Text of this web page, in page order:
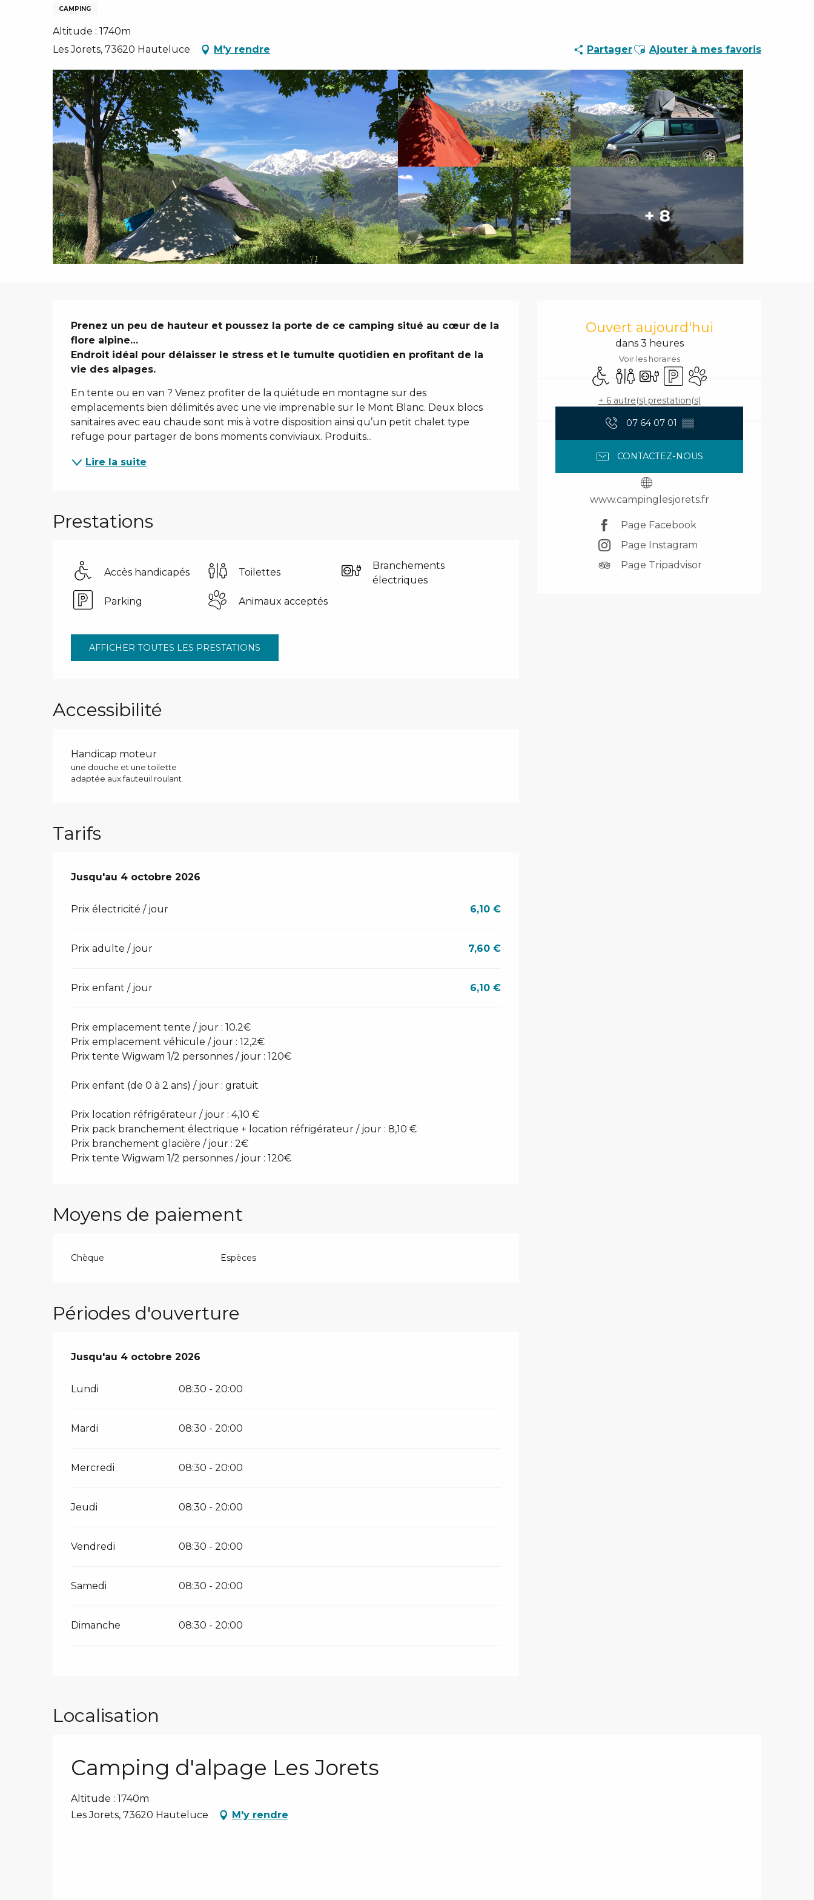
CAMPING
Altitude : 1740m
Les Jorets, 73620 Hauteluce
M'y rendre PartagerAjouter aux favoris
Ajouter à mes favoris
+ 8
Ouverture et
Ouvert aujourd'hui
dans 3 heures
Voir les horaires
Accès handicapés
ToilettesBranchements électriques
ParkingAnimaux acceptés
+ 6 autre(s) prestation(s)
07 64 07 01 ▒▒
CONTACTEZ-NOUS
www.campinglesjorets.fr
Page Facebook
Page Instagram
Page Tripadvisor
Description
Prenez un peu de hauteur et poussez la porte de ce camping situé au cœur de la
flore alpine…
Endroit idéal pour délaisser le stress et le tumulte quotidien en profitant de la
vie des alpages.
En tente ou en van ? Venez profiter de la quiétude en montagne sur des
emplacements bien délimités avec une vie imprenable sur le Mont Blanc. Deux blocs
sanitaires avec eau chaude sont mis à votre disposition ainsi qu’un petit chalet type
refuge pour partager de bons moments conviviaux. Produits...
Lire la suite
Prestations
Accès handicapés Toilettes
Branchements
électriques
Parking
Animaux acceptés
AFFICHER TOUTES LES PRESTATIONS
Accessibilité
Handicap moteur
une douche et une toilette
adaptée aux fauteuil roulant
Tarifs
Du12 juin 2026au4 octobre 2026
Jusqu'au 4 octobre 2026
Prix électricité / jour 6,10 €
Prix adulte / jour 7,60 €
Prix enfant / jour 6,10 €
Prix emplacement tente / jour : 10.2€
Prix emplacement véhicule / jour : 12,2€
Prix tente Wigwam 1/2 personnes / jour : 120€
Prix enfant (de 0 à 2 ans) / jour : gratuit
Prix location réfrigérateur / jour : 4,10 €
Prix pack branchement électrique + location réfrigérateur / jour : 8,10 €
Prix branchement glacière / jour : 2€
Prix tente Wigwam 1/2 personnes / jour : 120€
Moyens de paiement
Chèque Espèces
Périodes d'ouverture
Du12 juin 2026au4 octobre 2026
Jusqu'au 4 octobre 2026
Lundi 08:30 - 20:00
Mardi 08:30 - 20:00
Mercredi 08:30 - 20:00
Jeudi 08:30 - 20:00
Vendredi 08:30 - 20:00
Samedi 08:30 - 20:00
Dimanche 08:30 - 20:00
Localisation
Camping d'alpage Les Jorets
Altitude : 1740m
Les Jorets, 73620 Hauteluce
M'y rendre